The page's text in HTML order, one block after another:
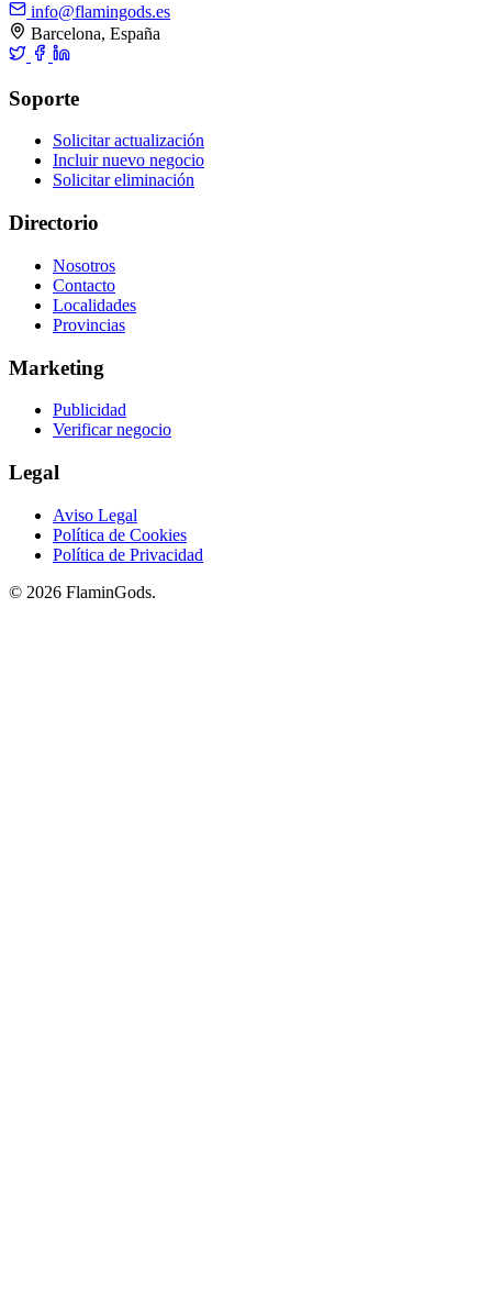
info@flamingods.es
Barcelona, España
Soporte
Solicitar actualización
Incluir nuevo negocio
Solicitar eliminación
Directorio
Nosotros
Contacto
Localidades
Provincias
Marketing
Publicidad
Verificar negocio
Legal
Aviso Legal
Política de Cookies
Política de Privacidad
© 2026 FlaminGods.